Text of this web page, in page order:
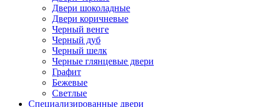
Двери шоколадные
Двери коричневые
Черный венге
Черный дуб
Черный шелк
Черные глянцевые двери
Графит
Бежевые
Светлые
Специализированные двери